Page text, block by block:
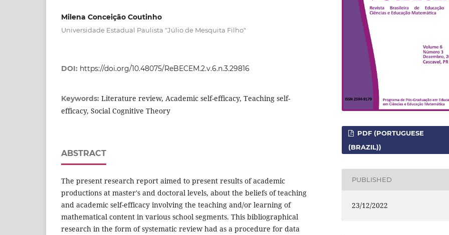
Milena Conceição Coutinho
Universidade Estadual Paulista "Júlio de Mesquita Filho"
DOI: https://doi.org/10.48075/ReBECEM.2.v.6.n.3.29816
Keywords: Literature review, Academic self-efficacy, Teaching self-
efficacy, Social Cognitive Theory
ABSTRACT
The present research report aimed to present results of academic
productions at master's and doctoral levels, about the beliefs of teaching
and academic self-efficacy involving the teaching and/or learning of
mathematical content in various school segments. This bibliographical
research in the form of systematic review had as a procedure for data
PDF (PORTUGUESE
(BRAZIL))
PUBLISHED
23/12/2022